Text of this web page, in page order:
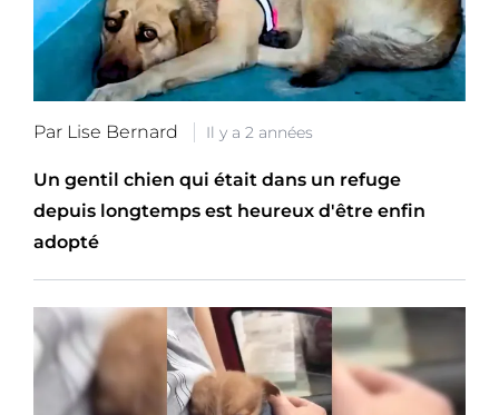
Par Lise Bernard Il y a 2 années
Un gentil chien qui était dans un refuge
depuis longtemps est heureux d'être enfin
adopté